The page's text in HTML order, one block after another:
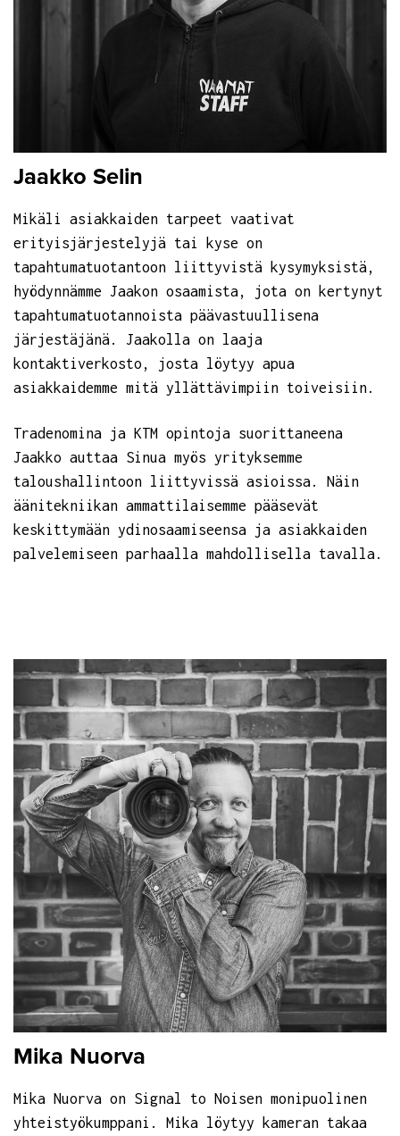
Jaakko Selin
Mikäli asiakkaiden tarpeet vaativat
erityisjärjestelyjä tai kyse on
tapahtumatuotantoon liittyvistä kysymyksistä,
hyödynnämme Jaakon osaamista, jota on kertynyt
tapahtumatuotannoista päävastuullisena
järjestäjänä. Jaakolla on laaja
kontaktiverkosto, josta löytyy apua
asiakkaidemme mitä yllättävimpiin toiveisiin.
Tradenomina ja KTM opintoja suorittaneena
Jaakko auttaa Sinua myös yrityksemme
taloushallintoon liittyvissä asioissa. Näin
äänitekniikan ammattilaisemme pääsevät
keskittymään ydinosaamiseensa ja asiakkaiden
palvelemiseen parhaalla mahdollisella tavalla.
Mika Nuorva
Mika Nuorva on Signal to Noisen monipuolinen
yhteistyökumppani. Mika löytyy kameran takaa